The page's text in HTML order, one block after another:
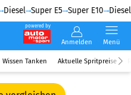
Diesel Super E5 Super E10 Diesel
powered by
Anmelden Menü
Wissen Tanken Aktuelle Spritpreise